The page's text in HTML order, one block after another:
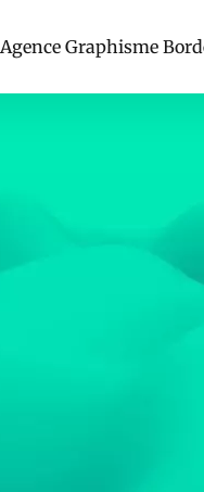
Agence Graphisme